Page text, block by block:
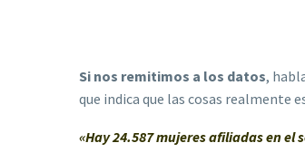
Si nos remitimos a los datos,
que indica que las cosas realmente
«Hay 24.587 mujeres afiliadas en el